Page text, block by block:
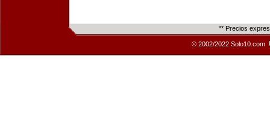
** Precios
© 2002/2022 Solo10.com